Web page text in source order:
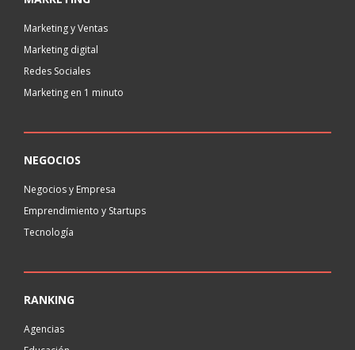
Marketing y Ventas
Marketing digital
Redes Sociales
Marketing en 1 minuto
NEGOCIOS
Negocios y Empresa
Emprendimiento y Startups
Tecnología
RANKING
Agencias